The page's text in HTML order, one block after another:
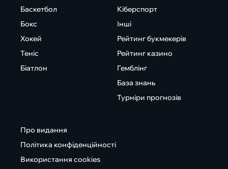
Баскетбол
Бокс
Хокей
Теніс
Біатлон
Кіберспорт
Інші
Рейтинг букмекерів
Рейтинг казино
Гемблінг
База знань
Турніри прогнозів
Про видання
Політика конфіденційності
Використання cookies